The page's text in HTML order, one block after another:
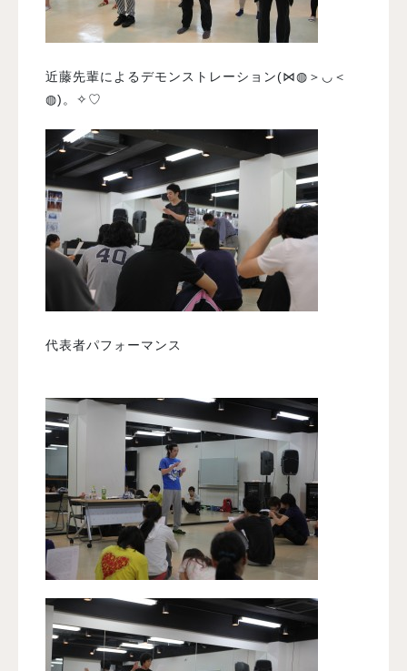
近藤先輩によるデモンストレーション(⋈◍＞◡＜
◍)。✧♡
代表者パフォーマンス